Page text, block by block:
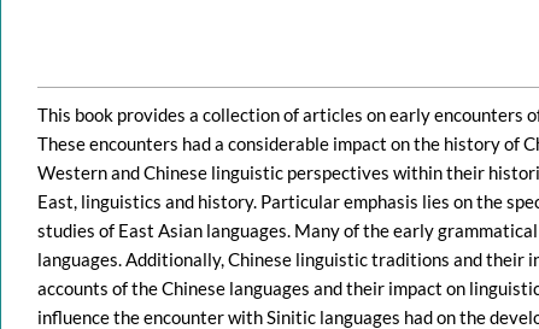
This book provides a collection of articles on early encounters
These encounters had a considerable impact on the history of
Western and Chinese linguistic perspectives within their
East, linguistics and history. Particular emphasis lies on the
studies of East Asian languages. Many of the early
languages. Additionally, Chinese linguistic traditions and
accounts of the Chinese languages and their impact on
influence the encounter with Sinitic languages had on the